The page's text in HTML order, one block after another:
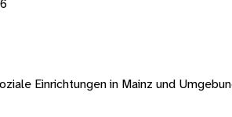
Einrichtungen in Mainz und